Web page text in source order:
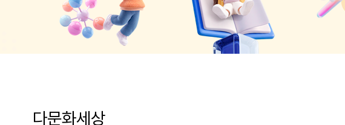
다문화세상